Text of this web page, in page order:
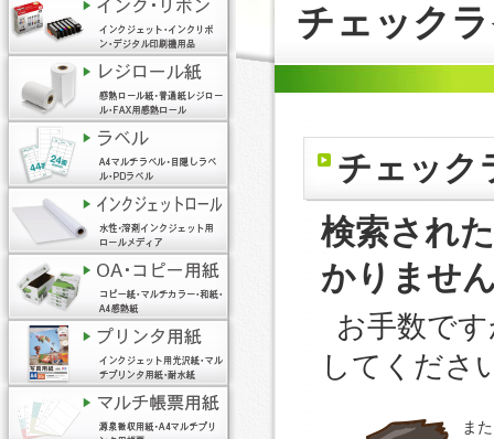
チェック
チェック
検索され
かりませ
お手数で
してくださ
ま